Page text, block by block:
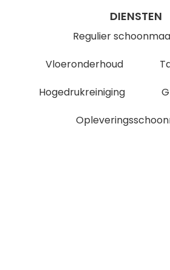
DIENSTEN
Regulier
Vloeronderhoud
Hogedrukreiniging